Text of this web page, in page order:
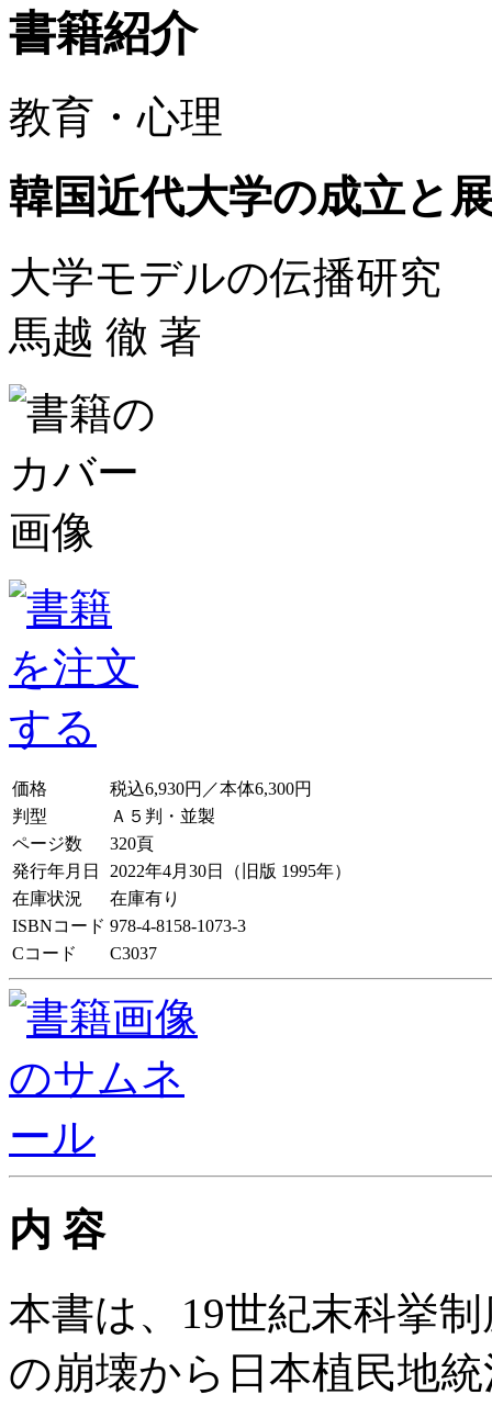
書籍紹介
教育・心理
韓国近代大学の成立と
大学モデルの伝播研究
馬越 徹 著
価格
税込6,930円／本体6,300円
判型
Ａ５判・並製
ページ数
320頁
発行年月日
2022年4月30日（旧版 1995年）
在庫状況
在庫有り
ISBNコード 978-4-8158-1073-3
Cコード
C3037
内 容
本書は、19世紀末科挙
の崩壊から日本植民地